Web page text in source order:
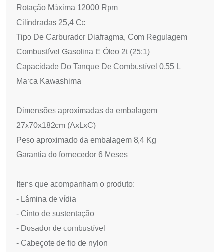
Rotação Máxima 12000 Rpm
Cilindradas 25,4 Cc
Tipo De Carburador Diafragma, Com Regulagem
Combustível Gasolina E Óleo 2t (25:1)
Capacidade Do Tanque De Combustível 0,55 L
Marca Kawashima
Dimensões aproximadas da embalagem
27x70x182cm (AxLxC)
Peso aproximado da embalagem 8,4 Kg
Garantia do fornecedor 6 Meses
Itens que acompanham o produto:
- Lâmina de vídia
- Cinto de sustentação
- Dosador de combustível
- Cabeçote de fio de nylon